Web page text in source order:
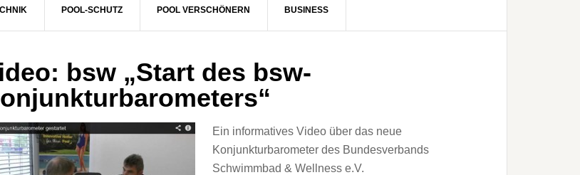
POOL-SCHUTZ POOL VERSCHÖNERN BUSINESS
bsw „Start des bsw-
Ein informatives Video über das neue
Konjunkturbarometer des Bundesverbands
Schwimmbad & Wellness e.V.